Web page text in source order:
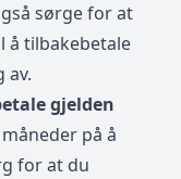
sørge for at
å tilbakebetale
av.
gjelden
på å
for at du